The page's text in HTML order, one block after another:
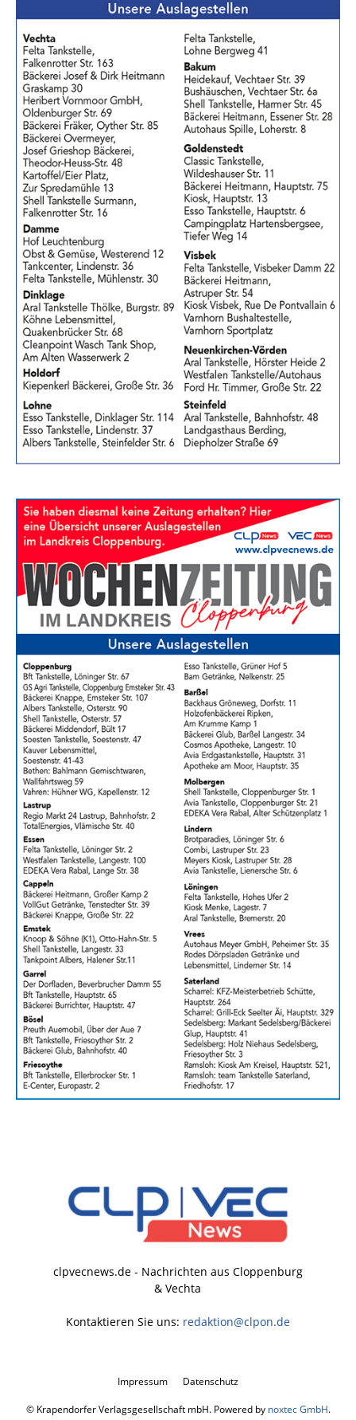
clpvecnews.de - Nachrichten aus Cloppenburg
& Vechta
Kontaktieren Sie uns: redaktion@clpon.de
Impressum Datenschutz
© Krapendorfer Verlagsgesellschaft mbH. Powered by noxtec GmbH.